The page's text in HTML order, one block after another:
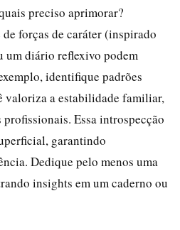
preciso aprimorar?
forças de caráter (inspirado
diário reflexivo podem
identifique padrões
valoriza a estabilidade familiar,
Essa introspecção
garantindo
Dedique pelo menos uma
insights em um caderno ou